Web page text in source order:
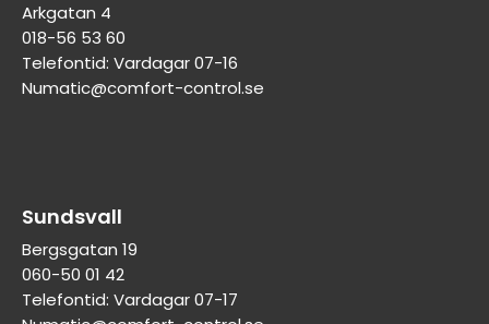
Arkgatan 4
018-56 53 60
Telefontid: Vardagar 07-16
Numatic@comfort-control.se
Sundsvall
Bergsgatan 19
060-50 01 42
Telefontid: Vardagar 07-17